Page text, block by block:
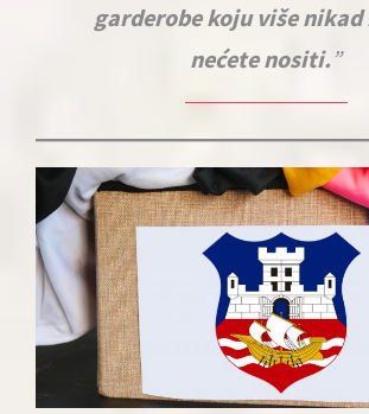
garderobe koju više
nećete nositi.